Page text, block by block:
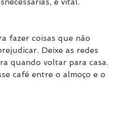
fazer coisas que não
Deixe as redes
quando voltar para casa.
café entre o almoço e o